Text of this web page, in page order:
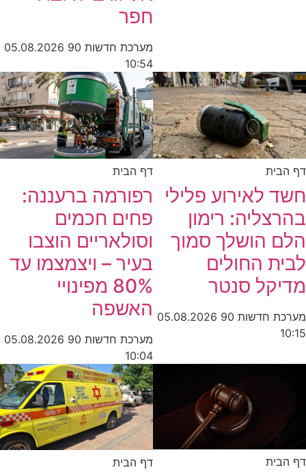
חפר
מערכת חדשות 90
05.08.2026
10:54
דף הבית
חשד לאירוע פלילי
בהרצליה: רימון
הלם הושלך סמוך
לבית החולים
מדיקל סנטר
מערכת חדשות 90
05.08.2026
10:15
דף הבית
רפורמה ברעננה:
פחים חכמים
וסולאריים הוצבו
בעיר – ויצמצמו עד
80% מפינויי
האשפה
מערכת חדשות 90
05.08.2026
10:04
דף הבית דף הבית